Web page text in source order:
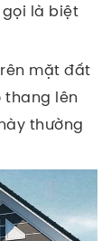
gọi là biệt
mặt đất
thang lên
thường